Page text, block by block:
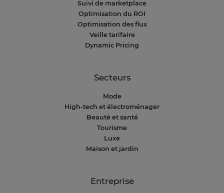
Suivi de marketplace
Optimisation du ROI
Optimisation des flux
Veille tarifaire
Dynamic Pricing
Secteurs
Mode
High-tech et électroménager
Beauté et santé
Tourisme
Luxe
Maison et jardin
Entreprise